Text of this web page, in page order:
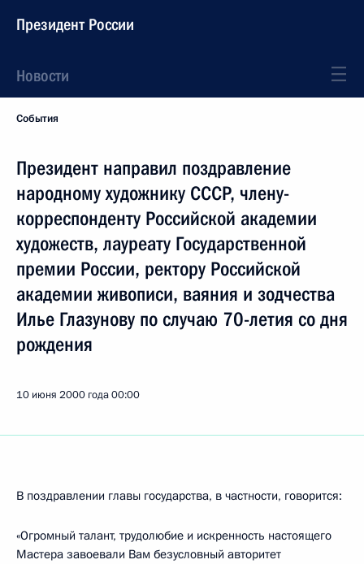
Президент России
Новости
События
Президент направил поздравление
народному художнику СССР, члену-
корреспонденту Российской академии
художеств, лауреату Государственной
премии России, ректору Российской
академии живописи, ваяния и зодчества
Илье Глазунову по случаю 70-летия со дня
рождения
10 июня 2000 года00:00
В поздравлении главы государства, в частности, говорится:
«Огромный талант, трудолюбие и искренность настоящего
Мастера завоевали Вам безусловный авторитет